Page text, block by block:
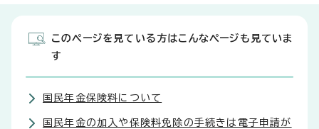
このページを見ている方はこんなページも見ていま
す
国民年金保険料について
国民年金の加入や保険料免除の手続きは電子申請が